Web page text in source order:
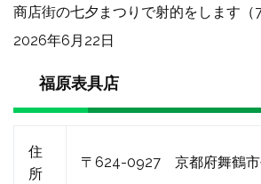
商店街の七夕まつりで射的をします（
2026年6月22日
福原表具店
住
所
〒624-0927 京都府舞鶴市